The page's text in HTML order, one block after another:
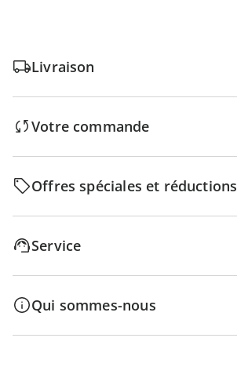
Livraison
Votre commande
Offres spéciales et réductions
Service
Qui sommes-nous